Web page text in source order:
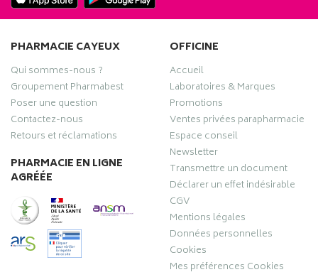
PHARMACIE CAYEUX
Qui sommes-nous ?
Groupement Pharmabest
Poser une question
Contactez-nous
Retours et réclamations
PHARMACIE EN LIGNE
AGRÉÉE
OFFICINE
Accueil
Laboratoires & Marques
Promotions
Ventes privées parapharmacie
Espace conseil
Newsletter
Transmettre un document
Déclarer un effet indésirable
CGV
Mentions légales
Données personnelles
Cookies
Mes préférences Cookies